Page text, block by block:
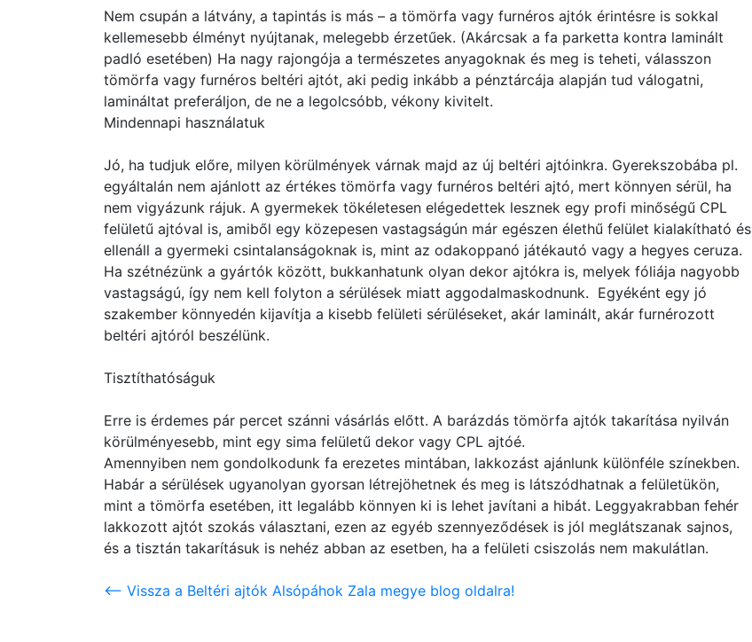
Nem csupán a látvány, a tapintás is más – a tömörfa vagy furnéros ajtók érintésre is sokkal
kellemesebb élményt nyújtanak, melegebb érzetűek. (Akárcsak a fa parketta kontra laminált
padló esetében) Ha nagy rajongója a természetes anyagoknak és meg is teheti, válasszon
tömörfa vagy furnéros beltéri ajtót, aki pedig inkább a pénztárcája alapján tud válogatni,
lamináltat preferáljon, de ne a legolcsóbb, vékony kivitelt.
Mindennapi használatuk
Jó, ha tudjuk előre, milyen körülmények várnak majd az új beltéri ajtóinkra. Gyerekszobába pl.
egyáltalán nem ajánlott az értékes tömörfa vagy furnéros beltéri ajtó, mert könnyen sérül, ha
nem vigyázunk rájuk. A gyermekek tökéletesen elégedettek lesznek egy profi minőségű CPL
felületű ajtóval is, amiből egy közepesen vastagságún már egészen élethű felület kialakítható és
ellenáll a gyermeki csintalanságoknak is, mint az odakoppanó játékautó vagy a hegyes ceruza.
Ha szétnézünk a gyártók között, bukkanhatunk olyan dekor ajtókra is, melyek fóliája nagyobb
vastagságú, így nem kell folyton a sérülések miatt aggodalmaskodnunk. Egyéként egy jó
szakember könnyedén kijavítja a kisebb felületi sérüléseket, akár laminált, akár furnérozott
beltéri ajtóról beszélünk.
Tisztíthatóságuk
Erre is érdemes pár percet szánni vásárlás előtt. A barázdás tömörfa ajtók takarítása nyilván
körülményesebb, mint egy sima felületű dekor vagy CPL ajtóé.
Amennyiben nem gondolkodunk fa erezetes mintában, lakkozást ajánlunk különféle színekben.
Habár a sérülések ugyanolyan gyorsan létrejöhetnek és meg is látszódhatnak a felületükön,
mint a tömörfa esetében, itt legalább könnyen ki is lehet javítani a hibát. Leggyakrabban fehér
lakkozott ajtót szokás választani, ezen az egyéb szennyeződések is jól meglátszanak sajnos,
és a tisztán takarításuk is nehéz abban az esetben, ha a felületi csiszolás nem makulátlan.
<-- Vissza a Beltéri ajtók Alsópáhok Zala megye blog oldalra!